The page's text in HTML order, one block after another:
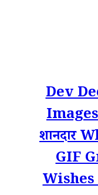
Dev
शानदार
GIF